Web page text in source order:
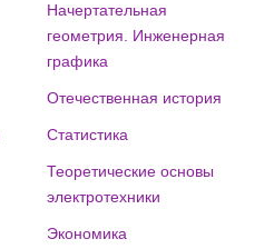
Начертательная
геометрия. Инженерная
графика
Отечественная история
Статистика
Теоретические основы
электротехники
Экономика